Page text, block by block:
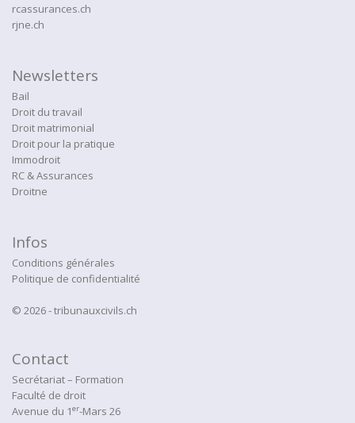
rcassurances.ch
rjne.ch
Newsletters
Bail
Droit du travail
Droit matrimonial
Droit pour la pratique
Immodroit
RC & Assurances
Droitne
Infos
Conditions générales
Politique de confidentialité
© 2026 - tribunauxcivils.ch
Contact
Secrétariat – Formation
Faculté de droit
Avenue du 1er-Mars 26